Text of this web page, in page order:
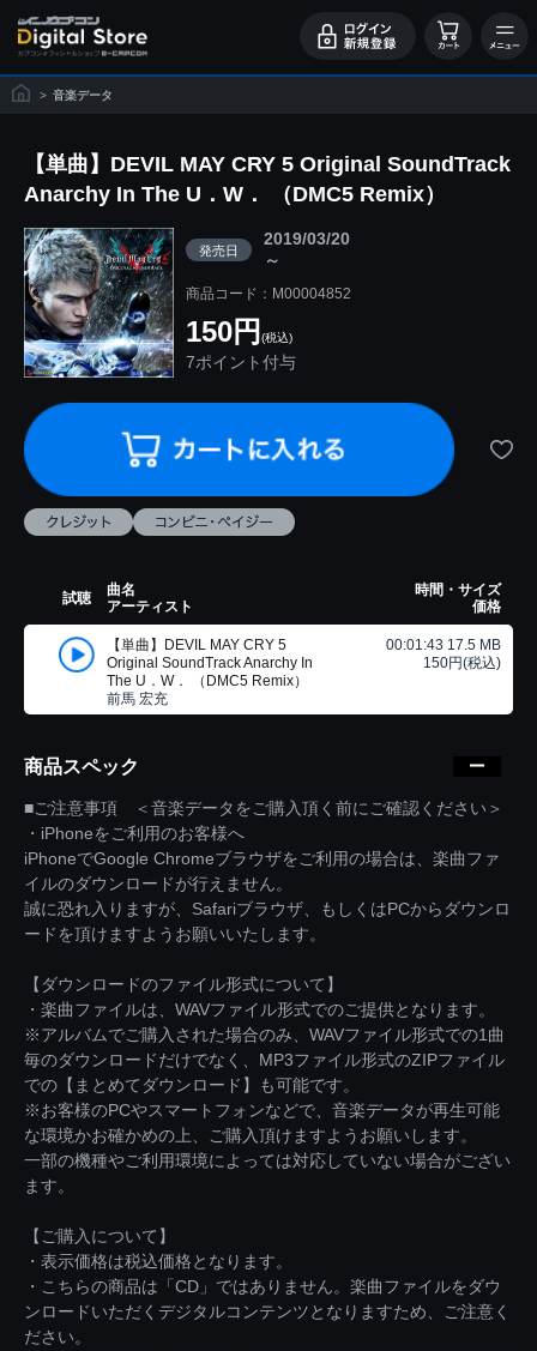
> 音楽データ
【単曲】DEVIL MAY CRY 5 Original SoundTrack
Anarchy In The U．W． （DMC5 Remix）
発売日
2019/03/20
～
商品コード：M00004852
150円 (税込)
7ポイント付与
試聴
曲名
アーティスト
時間・サイズ
価格
【単曲】DEVIL MAY CRY 5
Original SoundTrack Anarchy In
The U．W． （DMC5 Remix）
前馬 宏充
00:01:43 17.5 MB
150円(税込)
商品スペック
■ご注意事項 ＜音楽データをご購入頂く前にご確認ください＞
・iPhoneをご利用のお客様へ
iPhoneでGoogle Chromeブラウザをご利用の場合は、楽曲ファ
イルのダウンロードが行えません。
誠に恐れ入りますが、Safariブラウザ、もしくはPCからダウンロ
ードを頂けますようお願いいたします。
【ダウンロードのファイル形式について】
・楽曲ファイルは、WAVファイル形式でのご提供となります。
※アルバムでご購入された場合のみ、WAVファイル形式での1曲
毎のダウンロードだけでなく、MP3ファイル形式のZIPファイル
での【まとめてダウンロード】も可能です。
※お客様のPCやスマートフォンなどで、音楽データが再生可能
な環境かお確かめの上、ご購入頂けますようお願いします。
一部の機種やご利用環境によっては対応していない場合がござい
ます。
【ご購入について】
・表示価格は税込価格となります。
・こちらの商品は「CD」ではありません。楽曲ファイルをダウ
ンロードいただくデジタルコンテンツとなりますため、ご注意く
ださい。